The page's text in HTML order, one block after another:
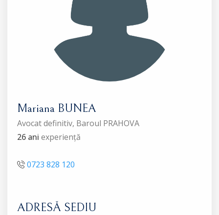
Mariana BUNEA
Avocat definitiv, Baroul PRAHOVA
26 ani experiență
0723 828 120
ADRESĂ SEDIU